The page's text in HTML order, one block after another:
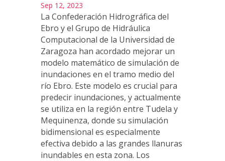
Sep 12, 2023
La Confederación Hidrográfica del
Ebro y el Grupo de Hidráulica
Computacional de la Universidad de
Zaragoza han acordado mejorar un
modelo matemático de simulación de
inundaciones en el tramo medio del
río Ebro. Este modelo es crucial para
predecir inundaciones, y actualmente
se utiliza en la región entre Tudela y
Mequinenza, donde su simulación
bidimensional es especialmente
efectiva debido a las grandes llanuras
inundables en esta zona. Los